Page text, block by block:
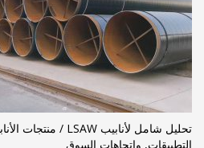
التطبيقات, واتجاهات السوق